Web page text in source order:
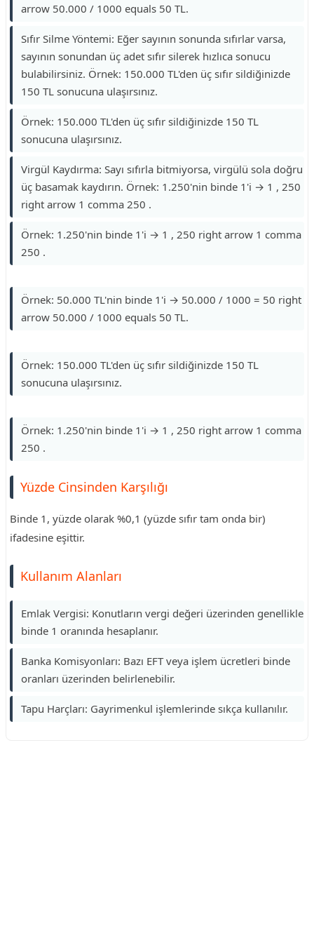
arrow 50.000 / 1000 equals 50 TL.
Sıfır Silme Yöntemi: Eğer sayının sonunda sıfırlar varsa,
sayının sonundan üç adet sıfır silerek hızlıca sonucu
bulabilirsiniz. Örnek: 150.000 TL'den üç sıfır sildiğinizde
150 TL sonucuna ulaşırsınız.
Örnek: 150.000 TL'den üç sıfır sildiğinizde 150 TL
sonucuna ulaşırsınız.
Virgül Kaydırma: Sayı sıfırla bitmiyorsa, virgülü sola doğru
üç basamak kaydırın. Örnek: 1.250'nin binde 1'i → 1 , 250
right arrow 1 comma 250 .
Örnek: 1.250'nin binde 1'i → 1 , 250 right arrow 1 comma
250 .
Örnek: 50.000 TL'nin binde 1'i → 50.000 / 1000 = 50 right
arrow 50.000 / 1000 equals 50 TL.
Örnek: 150.000 TL'den üç sıfır sildiğinizde 150 TL
sonucuna ulaşırsınız.
Örnek: 1.250'nin binde 1'i → 1 , 250 right arrow 1 comma
250 .
Yüzde Cinsinden Karşılığı
Binde 1, yüzde olarak %0,1 (yüzde sıfır tam onda bir)
ifadesine eşittir.
Kullanım Alanları
Emlak Vergisi: Konutların vergi değeri üzerinden genellikle
binde 1 oranında hesaplanır.
Banka Komisyonları: Bazı EFT veya işlem ücretleri binde
oranları üzerinden belirlenebilir.
Tapu Harçları: Gayrimenkul işlemlerinde sıkça kullanılır.